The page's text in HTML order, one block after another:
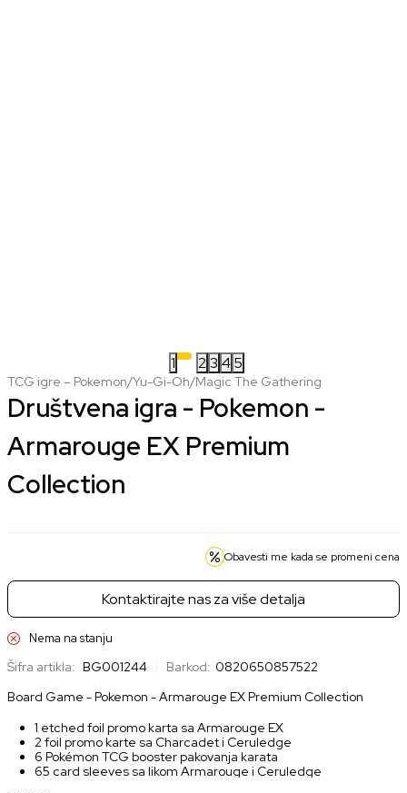
1 2 3 4 5
TCG igre – Pokemon/Yu-Gi-Oh/Magic The Gathering
Društvena igra - Pokemon -
Armarouge EX Premium
Collection
Obavesti me kada se promeni cena
Kontaktirajte nas za više detalja
Nema na stanju
Šifra artikla: BG001244 Barkod: 0820650857522
Board Game - Pokemon - Armarouge EX Premium Collection
1 etched foil promo karta sa Armarouge EX
2 foil promo karte sa Charcadet i Ceruledge
6 Pokémon TCG booster pakovanja karata
65 card sleeves sa likom Armarouge i Ceruledge